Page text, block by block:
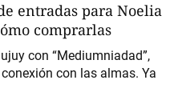
entradas para Noelia
comprarlas
con “Mediumniadad”,
con las almas. Ya